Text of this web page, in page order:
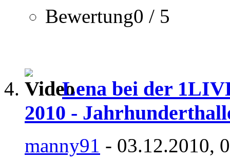
Bewertung0 / 5
Lena bei der
2010 -
manny91 - 03.12.2010,